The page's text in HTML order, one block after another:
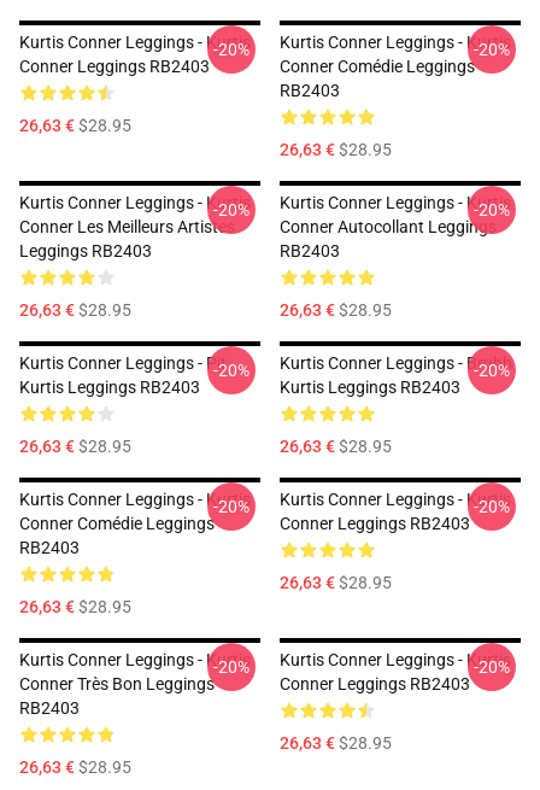
Kurtis Conner Leggings - Kurtis
Conner Leggings RB2403
26,63 €$28.95
-20%
Kurtis Conner Leggings - Kurtis
Conner Comédie Leggings
RB2403
26,63 €$28.95
-20%
Kurtis Conner Leggings - Kurtis
Conner Les Meilleurs Artistes
Leggings RB2403
26,63 €$28.95
-20%
Kurtis Conner Leggings - Kurtis
Conner Autocollant Leggings
RB2403
26,63 €$28.95
-20%
Kurtis Conner Leggings - Pit
Kurtis Leggings RB2403
26,63 €$28.95
-20%
Kurtis Conner Leggings - Bruhh
Kurtis Leggings RB2403
26,63 €$28.95
-20%
Kurtis Conner Leggings - Kurtis
Conner Comédie Leggings
RB2403
26,63 €$28.95
-20%
Kurtis Conner Leggings - Kurtis
Conner Leggings RB2403
26,63 €$28.95
-20%
Kurtis Conner Leggings - Kurtis
Conner Très Bon Leggings
RB2403
26,63 €$28.95
-20%
Kurtis Conner Leggings - Kurtis
Conner Leggings RB2403
26,63 €$28.95
-20%